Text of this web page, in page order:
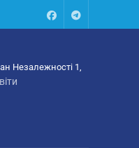
FacebookTalegram
Незалежності 1,